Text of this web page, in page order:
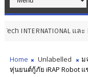
และ
Home Unlabelled
ม
หุ่นยนต์กู้ภัย iRAP Robot